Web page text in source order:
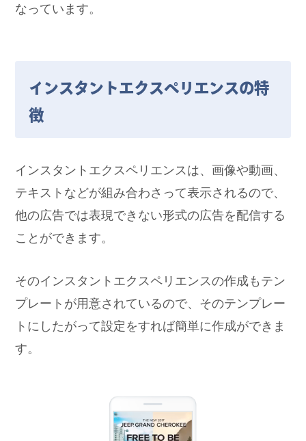
なっています。
インスタントエクスペリエンスの特
徴
インスタントエクスペリエンスは、画像や動画、
テキストなどが組み合わさって表示されるので、
他の広告では表現できない形式の広告を配信する
ことができます。
そのインスタントエクスペリエンスの作成もテン
プレートが用意されているので、そのテンプレー
トにしたがって設定をすれば簡単に作成ができま
す。